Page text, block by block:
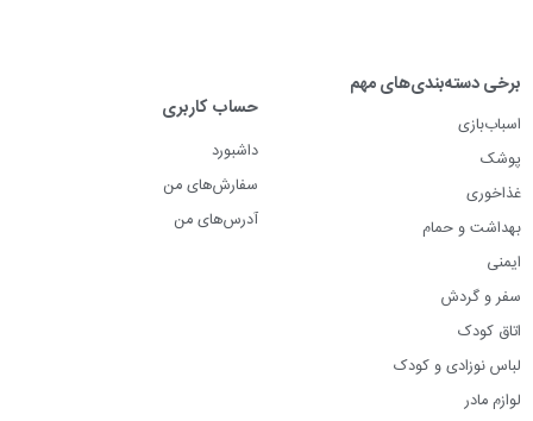
برخی دسته‌بندی‌های مهم
اسباب‌بازی
پوشک
غذاخوری
بهداشت و حمام
ایمنی
سفر و گردش
اتاق کودک
لباس نوزادی و کودک
لوازم مادر
حساب کاربری
داشبورد
سفارش‌های من
آدرس‌های من